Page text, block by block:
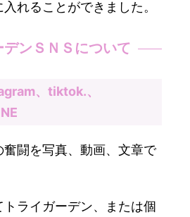
れることができました。
デンＳＮＳについて
、tiktok.、
奮闘を写真、動画、文章で
ライガーデン、または個